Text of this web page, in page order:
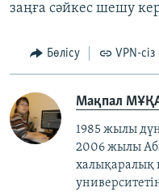
заңға сәйкес шешу
Бөлісу VPN-
Мақпал
1985 жылы
2006 жылы
халықаралық